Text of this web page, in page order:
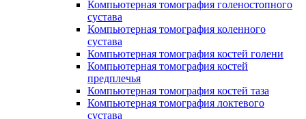
Компьютерная томография голеностопного
сустава
Компьютерная томография коленного
сустава
Компьютерная томография костей голени
Компьютерная томография костей
предплечья
Компьютерная томография костей таза
Компьютерная томография локтевого
сустава